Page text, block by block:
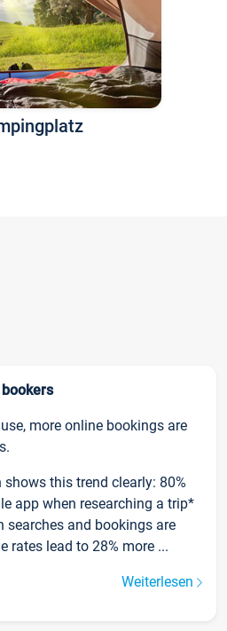
more online bookings are
shows this trend clearly: 80%
app when researching a trip*
searches and bookings are
rates lead to 28% more ...
Weiterlesen